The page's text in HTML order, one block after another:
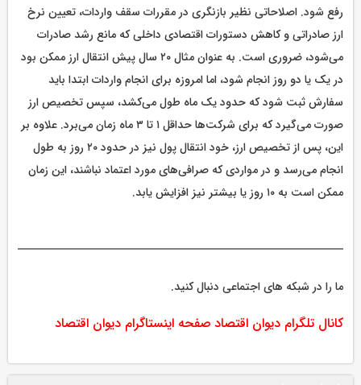
رفع شود. اصلاحاتی نظیر بازنگری در مقررات سقف واردات، تعیین نرخ
ارز صادراتی و کاهش دستورات اقتصادی داخلی که مانع رشد صادرات
می‌شود، ضروری است. به عنوان مثال ۲۰ سال پیش انتقال ارز ممکن بود
در یک یا دو روز انجام شود، اما امروزه برای انجام واردات ابتدا باید
سفارش ثبت شود که حدود یک ماه طول می‌کشد، سپس تخصیص ارز
صورت می‌گیرد که برای شرکت‌ها حداقل ۱ تا ۳ ماه زمان می‌برد. علاوه بر
این، پس از تخصیص ارز، خود انتقال پول نیز در حدود ۲۰ روز به طول
انجام می‌رسد و در مواردی که صرافی‌های مورد اعتماد نباشند، این زمان
ممکن است به ۱۰ روز یا بیشتر نیز افزایش یابد.
ما را در شبکه های اجتماعی دنبال کنید.
کانال تلگرام دیوان اقتصاد صفحه اینستاگرام دیوان اقتصاد